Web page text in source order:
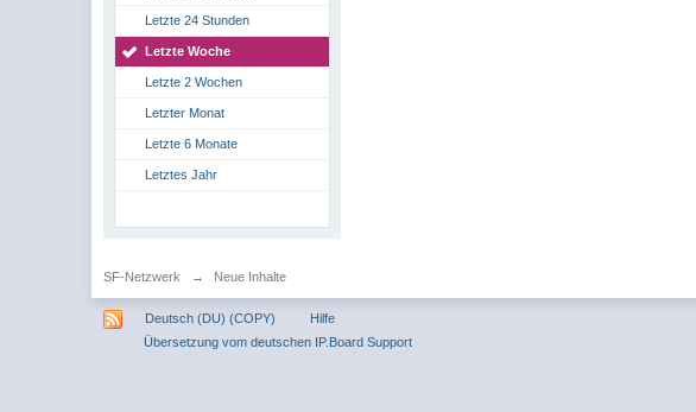
Letzte 24 Stunden
Letzte Woche
Letzte 2 Wochen
Letzter Monat
Letzte 6 Monate
Letztes Jahr
SF-Netzwerk → Neue Inhalte
Deutsch (DU) (COPY)
Hilfe
Übersetzung vom deutschen IP.Board Support